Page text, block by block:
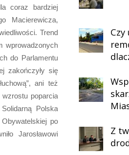
coraz bardziej
Macierewicza,
Trend
wprowadzonych
do Parlamentu
zakończyły się
ani też
poparcia
Polska
po
Jarosławowi
Czy
Z